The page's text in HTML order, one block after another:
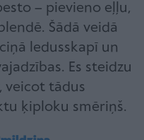
– pievieno eļļu,
Šādā veidā
ledusskapī un
Es steidzu
veicot tādus
ķiploku smēriņš.